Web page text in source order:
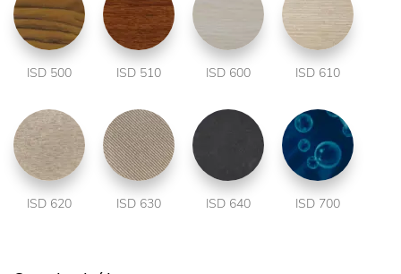
ISD 500 ISD 510 ISD 600 ISD 610
ISD 620 ISD 630 ISD 640 ISD 700